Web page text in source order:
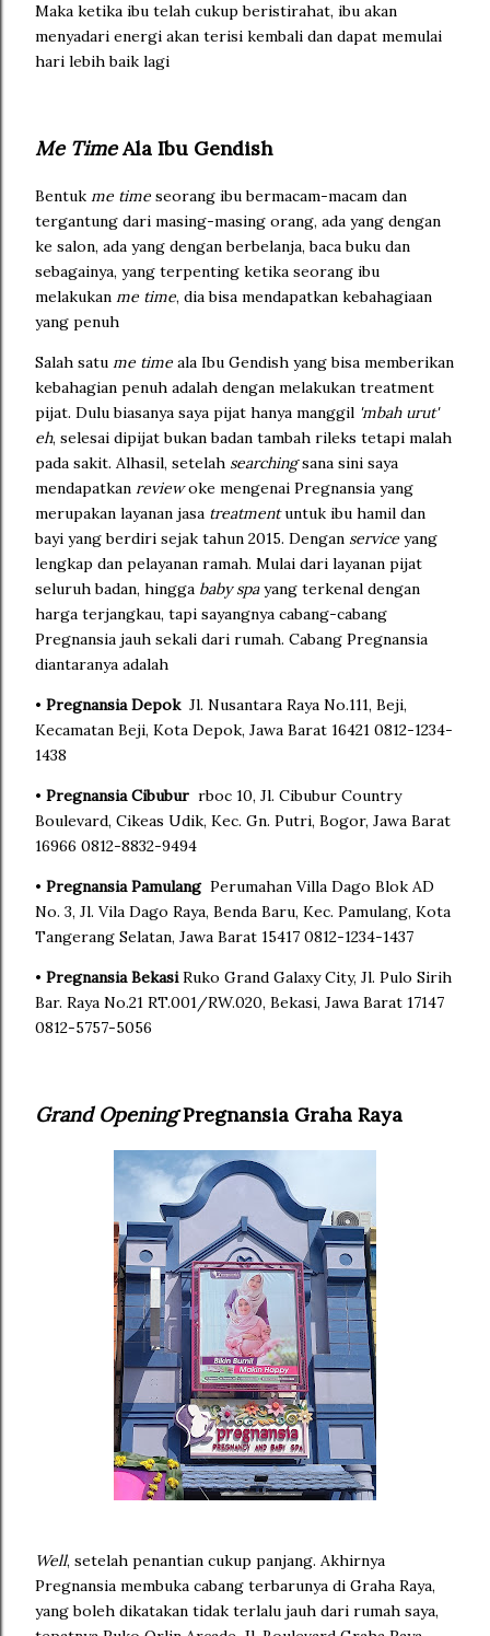
Maka ketika ibu telah cukup beristirahat, ibu akan
menyadari energi akan terisi kembali dan dapat memulai
hari lebih baik lagi
Me TimeAla Ibu Gendish
Bentuk me time seorang ibu bermacam-macam dan
tergantung dari masing-masing orang, ada yang dengan
ke salon, ada yang dengan berbelanja, baca buku dan
sebagainya, yang terpenting ketika seorang ibu
melakukan me time, dia bisa mendapatkan kebahagiaan
yang penuh
Salah satu me time ala Ibu Gendish yang bisa memberikan
kebahagian penuh adalah dengan melakukan treatment
pijat. Dulu biasanya saya pijat hanya manggil 'mbah urut'
eh, selesai dipijat bukan badan tambah rileks tetapi malah
pada sakit. Alhasil, setelah searchingsana sini saya
mendapatkan reviewoke mengenai Pregnansia yang
merupakan layanan jasa treatmentuntuk ibu hamil dan
bayi yang berdiri sejak tahun 2015. Dengan service yang
lengkap dan pelayanan ramah. Mulai dari layanan pijat
seluruh badan, hingga baby spayang terkenal dengan
harga terjangkau, tapi sayangnya cabang-cabang
Pregnansia jauh sekali dari rumah. Cabang Pregnansia
diantaranya adalah
• Pregnansia DepokJl. Nusantara Raya No.111, Beji,
Kecamatan Beji, Kota Depok, Jawa Barat 16421 0812-1234-
1438
• Pregnansia Cibubur rboc 10, Jl. Cibubur Country
Boulevard, Cikeas Udik, Kec. Gn. Putri, Bogor, Jawa Barat
16966 0812-8832-9494
• Pregnansia PamulangPerumahan Villa Dago Blok AD
No. 3, Jl. Vila Dago Raya, Benda Baru, Kec. Pamulang, Kota
Tangerang Selatan, Jawa Barat 15417 0812-1234-1437
• Pregnansia BekasiRuko Grand Galaxy City, Jl. Pulo Sirih
Bar. Raya No.21 RT.001/RW.020, Bekasi, Jawa Barat 17147
0812-5757-5056
Grand OpeningPregnansia Graha Raya
Well, setelah penantian cukup panjang. Akhirnya
Pregnansia membuka cabang terbarunya di Graha Raya,
yang boleh dikatakan tidak terlalu jauh dari rumah saya,